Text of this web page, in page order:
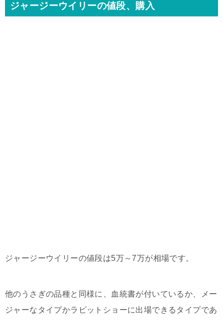
ジャージーウイリーの値段、購入
ジャージーウイリーの値段は5万～7万が相場です。
他のうさぎの品種と同様に、血統書が付いているか、メー
ジャーなタイプかラビットショーに出場できるタイプであ